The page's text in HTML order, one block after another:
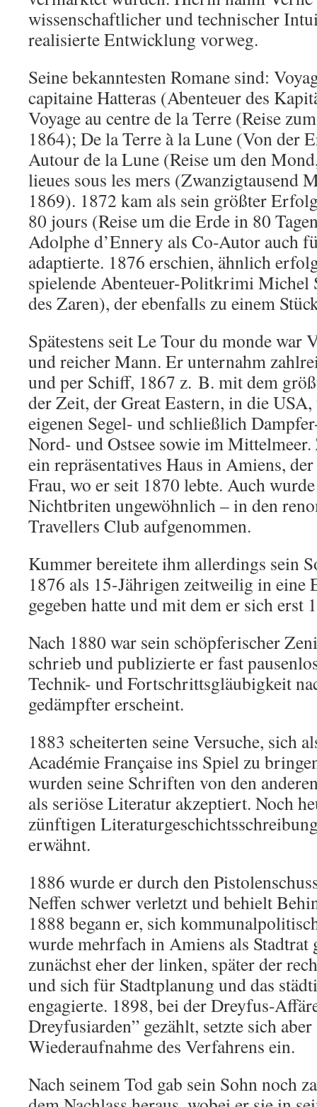
wissenschaftlicher und technischer
realisierte Entwicklung vorweg.
Seine bekanntesten Romane sind:
capitaine Hatteras (Abenteuer des
Voyage au centre de la Terre (Reise
1864); De la Terre à la Lune (Von der
Autour de la Lune (Reise um den
lieues sous les mers (Zwanzigtausend
1869). 1872 kam als sein größter
80 jours (Reise um die Erde in 80
Adolphe d’Ennery als Co-Autor auch
adaptierte. 1876 erschien, ähnlich
spielende Abenteuer-Politkrimi
des Zaren), der ebenfalls zu einem
Spätestens seit Le Tour du monde war
und reicher Mann. Er unternahm
und per Schiff, 1867 z. B. mit dem
der Zeit, der Great Eastern, in die
eigenen Segel- und schließlich
Nord- und Ostsee sowie im
ein repräsentatives Haus in Amiens,
Frau, wo er seit 1870 lebte. Auch
Nichtbriten ungewöhnlich – in den
Travellers Club aufgenommen.
Kummer bereitete ihm allerdings sein
1876 als 15-Jährigen zeitweilig in eine
gegeben hatte und mit dem er sich erst
Nach 1880 war sein schöpferischer
schrieb und publizierte er fast
Technik- und Fortschrittsgläubigkeit
gedämpfter erscheint.
1883 scheiterten seine Versuche, sich
Académie Française ins Spiel zu
wurden seine Schriften von den
als seriöse Literatur akzeptiert. Noch
zünftigen
erwähnt.
1886 wurde er durch den
Neffen schwer verletzt und behielt
1888 begann er, sich
wurde mehrfach in Amiens als Stadtrat
zunächst eher der linken, später der
und sich für Stadtplanung und das
engagierte. 1898, bei der Dreyfus-
Dreyfusiarden” gezählt, setzte sich
Wiederaufnahme des Verfahrens ein.
Nach seinem Tod gab sein Sohn noch